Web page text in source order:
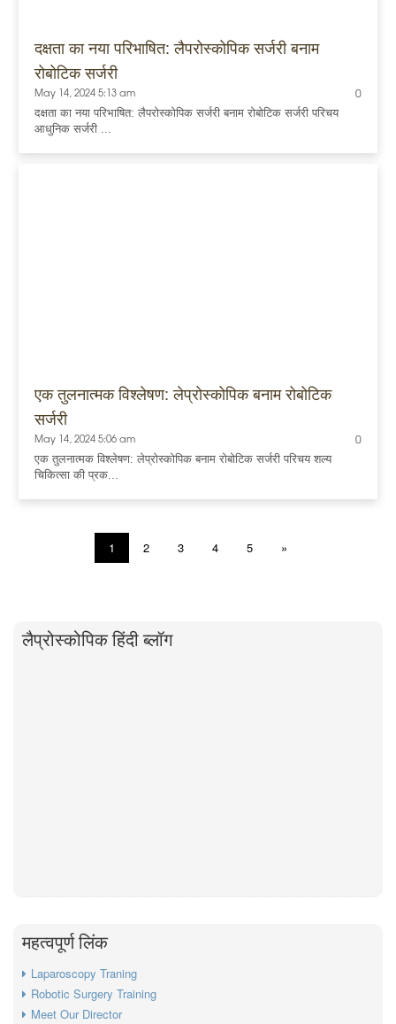
दक्षता का नया परिभाषित: लैपरोस्कोपिक सर्जरी बनाम
रोबोटिक सर्जरी
May 14, 2024 5:13 am 0
दक्षता का नया परिभाषित: लैपरोस्कोपिक सर्जरी बनाम रोबोटिक सर्जरी परिचय
आधुनिक सर्जरी ...
एक तुलनात्मक विश्लेषण: लेप्रोस्कोपिक बनाम रोबोटिक
सर्जरी
May 14, 2024 5:06 am 0
एक तुलनात्मक विश्लेषण: लेप्रोस्कोपिक बनाम रोबोटिक सर्जरी परिचय शल्य
चिकित्सा की प्रक...
1 2 3 4 5 »
लैप्रोस्कोपिक हिंदी ब्लॉग
महत्वपूर्ण लिंक
Laparoscopy Traning
Robotic Surgery Training
Meet Our Director